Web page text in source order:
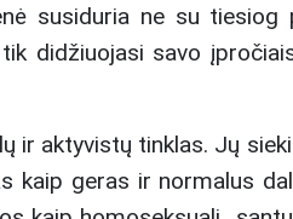
susiduria ne su tiesiog
didžiuojasi savo
ir aktyvistų tinklas. Jų
geras ir normalus